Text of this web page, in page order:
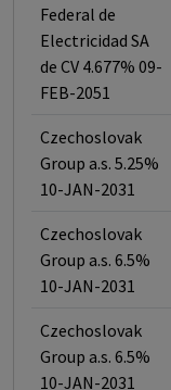
Federal de
Electricidad SA
de CV 4.677% 09-
FEB-2051
Czechoslovak
Group a.s. 5.25%
10-JAN-2031
Czechoslovak
Group a.s. 6.5%
10-JAN-2031
Czechoslovak
Group a.s. 6.5%
10-JAN-2031